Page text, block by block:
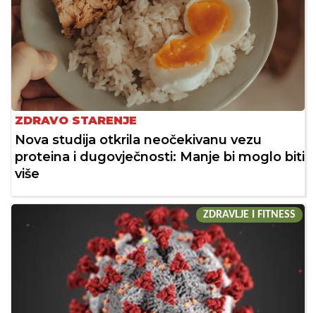
ZDRAVO STARENJE
Nova studija otkrila neočekivanu vezu
proteina i dugovječnosti: Manje bi moglo biti
više
ZDRAVLJE I FITNESS